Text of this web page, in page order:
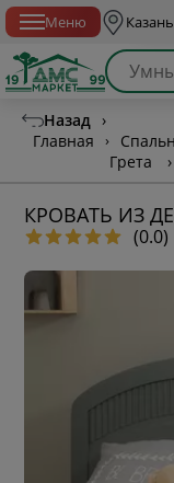
Меню Казань
Назад ›
Главная
›
Грета
›
КРОВАТЬ ИЗ
(0.0)